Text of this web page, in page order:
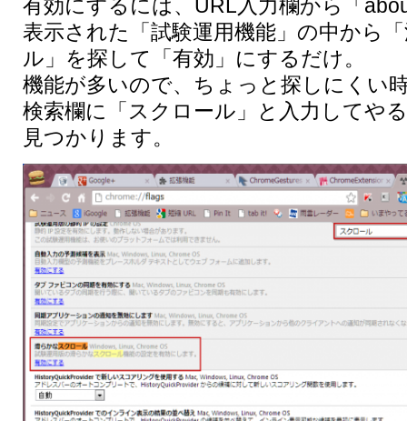
有効にするには、URL入力欄から「
表示された「試験運用機能」の中から
ル」を探して「有効」にするだけ。
機能が多いので、ちょっと探しにくい
検索欄に「スクロール」と入力してや
見つかります。